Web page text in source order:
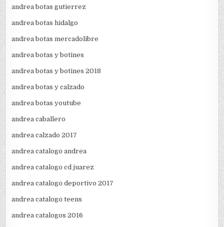
andrea botas gutierrez
andrea botas hidalgo
andrea botas mercadolibre
andrea botas y botines
andrea botas y botines 2018
andrea botas y calzado
andrea botas youtube
andrea caballero
andrea calzado 2017
andrea catalogo andrea
andrea catalogo cd juarez
andrea catalogo deportivo 2017
andrea catalogo teens
andrea catalogos 2016